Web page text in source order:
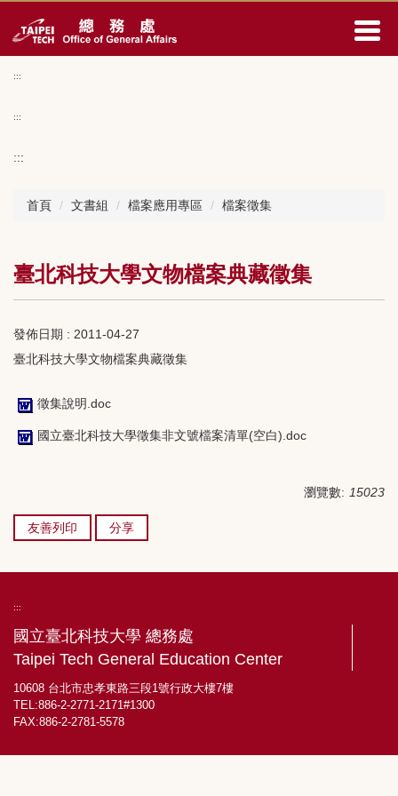
到
區
:::
:::
:::
首頁 文書組 檔案應用專區 檔案徵集
臺北科技大學文物檔案典藏徵集
發佈日期 : 2011-04-27
臺北科技大學文物檔案典藏徵集
徵集說明.doc
國立臺北科技大學徵集非文號檔案清單(空白).doc
瀏覽數: 15023
友善列印 分享
:::
國立臺北科技大學 總務處
Taipei Tech General Education Center
10608 台北市忠孝東路三段1號行政大樓7樓
TEL:886-2-2771-2171#1300
FAX:886-2-2781-5578